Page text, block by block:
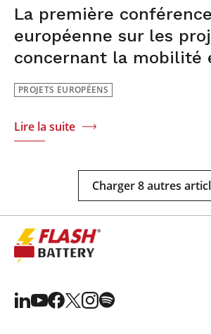
La première conférence
européenne sur les
concernant la mobilité
PROJETS EUROPÉENS
Lire la suite
Charger 8 autres